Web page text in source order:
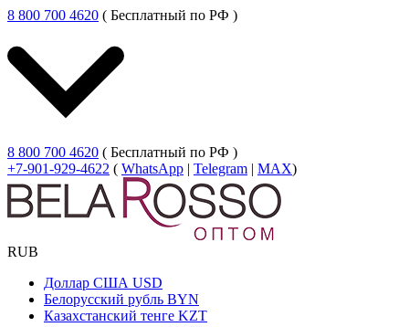
8 800 700 4620 ( Бесплатный по РФ )
8 800 700 4620 ( Бесплатный по РФ )
+7-901-929-4622 ( WhatsApp | Telegram | MAX)
RUB
Доллар США USD
Белорусский рубль BYN
Казахстанский тенге KZT